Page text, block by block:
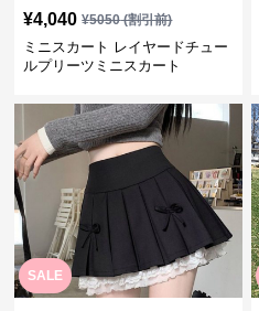
¥4,040 ¥5050(割引前)
ミニスカート レイヤードチュー
ルプリーツミニスカート
SALE